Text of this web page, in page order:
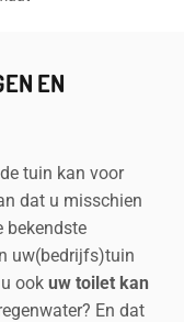
EN
tuin kan voor
dat u misschien
bekendste
uw(bedrijfs)tuin
ook uw toilet kan
En dat